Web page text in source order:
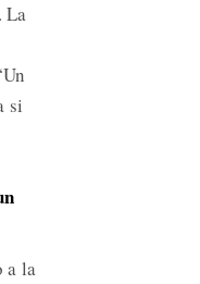
La
si
a la